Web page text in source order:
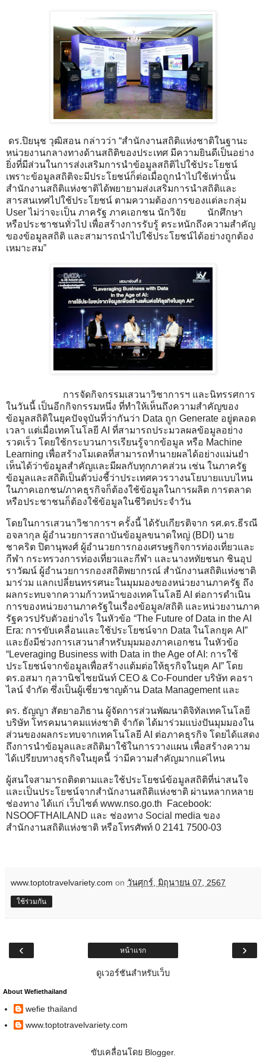
ดร.ปิยนุช วุฒิสอน กล่าวว่า “สำนักงานสถิติแห่งชาติในฐานะ
หน่วยงานกลางทางด้านสถิติของประเทศ มีความยินดีเป็นอย่าง
ยิ่งที่มีส่วนในการส่งเสริมการนำข้อมูลสถิติไปใช้ประโยชน์
เพราะข้อมูลสถิติจะมีประโยชน์ก็ต่อเมื่อถูกนำไปใช้เท่านั้น
สำนักงานสถิติแห่งชาติได้พยายามส่งเสริมการนำสถิติและ
สารสนเทศไปใช้ประโยชน์ ตามความต้องการของแต่ละกลุ่ม
User ไม่ว่าจะเป็น ภาครัฐ ภาคเอกชน นักวิจัย นักศึกษา
หรือประชาชนทั่วไป เพื่อสร้างการรับรู้ ตระหนักถึงความสำคัญ
ของข้อมูลสถิติ และสามารถนำไปใช้ประโยชน์ได้อย่างถูกต้อง
เหมาะสม”
การจัดกิจกรรมเสวนาวิชาการฯ และนิทรรศการ
ในวันนี้ เป็นอีกกิจกรรมหนึ่ง ที่ทำให้เห็นถึงความสำคัญของ
ข้อมูลสถิติในยุคปัจจุบันที่ว่ากันว่า Data ถูก Generate อยู่ตลอด
เวลา แต่เมื่อเทคโนโลยี AI ที่สามารถประมวลผลข้อมูลอย่าง
รวดเร็ว โดยใช้กระบวนการเรียนรู้จากข้อมูล หรือ Machine
Learning เพื่อสร้างโมเดลที่สามารถทำนายผลได้อย่างแม่นยำ
เห็นได้ว่าข้อมูลสำคัญและมีผลกับทุกภาคส่วน เช่น ในภาครัฐ
ข้อมูลและสถิติเป็นตัวบ่งชี้ว่าประเทศควรวางนโยบายแบบไหน
ในภาคเอกชน/ภาคธุรกิจก็ต้องใช้ข้อมูลในการผลิต การตลาด
หรือประชาชนก็ต้องใช้ข้อมูลในชีวิตประจำวัน
โดยในการเสวนาวิชาการฯ ครั้งนี้ ได้รับเกียรติจาก รศ.ดร.ธีรณี
อจลากุล ผู้อำนวยการสถาบันข้อมูลขนาดใหญ่ (BDI) นาย
ชาคริต ปิตานุพงศ์ ผู้อำนวยการกองเศรษฐกิจการท่องเที่ยวและ
กีฬา กระทรวงการท่องเที่ยวและกีฬา และนางหทัยชนก ชินอุป
ราวัฒน์ ผู้อำนวยการกองสถิติพยากรณ์ สำนักงานสถิติแห่งชาติ
มาร่วม แลกเปลี่ยนทรรศนะในมุมมองของหน่วยงานภาครัฐ ถึง
ผลกระทบจากความก้าวหน้าของเทคโนโลยี AI ต่อการดำเนิน
การของหน่วยงานภาครัฐในเรื่องข้อมูล/สถิติ และหน่วยงานภาค
รัฐควรปรับตัวอย่างไร ในหัวข้อ “The Future of Data in the AI
Era: การขับเคลื่อนและใช้ประโยชน์จาก Data ในโลกยุค AI”
และยังมีช่วงการเสวนาสำหรับมุมมองภาคเอกชน ในหัวข้อ
“Leveraging Business with Data in the Age of AI: การใช้
ประโยชน์จากข้อมูลเพื่อสร้างแต้มต่อให้ธุรกิจในยุค AI” โดย
ดร.อสมา กุลวานิชไชยนันท์ CEO & Co-Founder บริษัท คอรา
ไลน์ จำกัด ซึ่งเป็นผู้เชี่ยวชาญด้าน Data Management และ
ดร. ธัญญา สัตยาอภิธาน ผู้จัดการส่วนพัฒนาดิจิทัลเทคโนโลยี
บริษัท โทรคมนาคมแห่งชาติ จำกัด ได้มาร่วมแบ่งปันมุมมองใน
ส่วนของผลกระทบจากเทคโนโลยี AI ต่อภาคธุรกิจ โดยได้แสดง
ถึงการนำข้อมูลและสถิติมาใช้ในการวางแผน เพื่อสร้างความ
ได้เปรียบทางธุรกิจในยุคนี้ ว่ามีความสำคัญมากแค่ไหน
ผู้สนใจสามารถติดตามและใช้ประโยชน์ข้อมูลสถิติที่น่าสนใจ
และเป็นประโยชน์จากสำนักงานสถิติแห่งชาติ ผ่านหลากหลาย
ช่องทาง ได้แก่ เว็บไซต์ www.nso.go.th Facebook:
NSOOFTHAILAND และ ช่องทาง Social media ของ
สำนักงานสถิติแห่งชาติ หรือโทรศัพท์ 0 2141 7500-03
www.toptotravelvariety.com on วันศุกร์, มิถุนายน 07, 2567
ใช้ร่วมกัน
‹ ›
หน้าแรก
ดูเวอร์ชันสำหรับเว็บ
About Wefiethailand
wefie thailand
www.toptotravelvariety.com
ขับเคลื่อนโดย Blogger.